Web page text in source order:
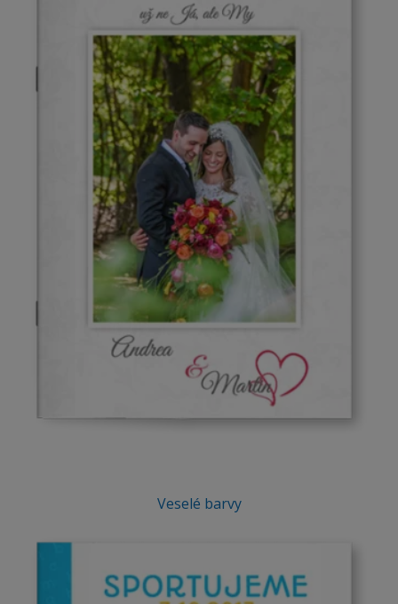
Veselé barvy